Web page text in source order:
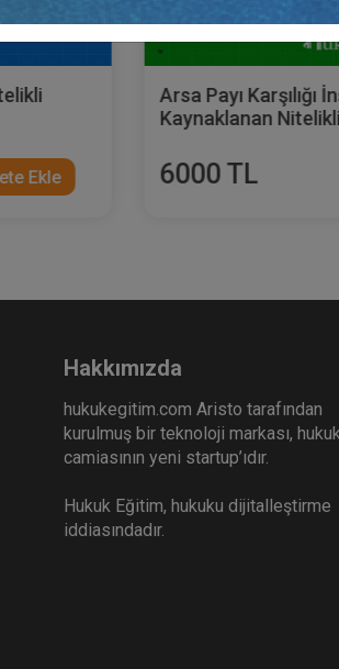
Ekle
Arsa Payı
Kaynaklanan
6000 TL
Hakkımızda
hukukegitim.com Aristo tarafından
kurulmuş bir teknoloji markası,
camiasının yeni startup’ıdır.
Hukuk Eğitim, hukuku dijitalleştirme
iddiasındadır.